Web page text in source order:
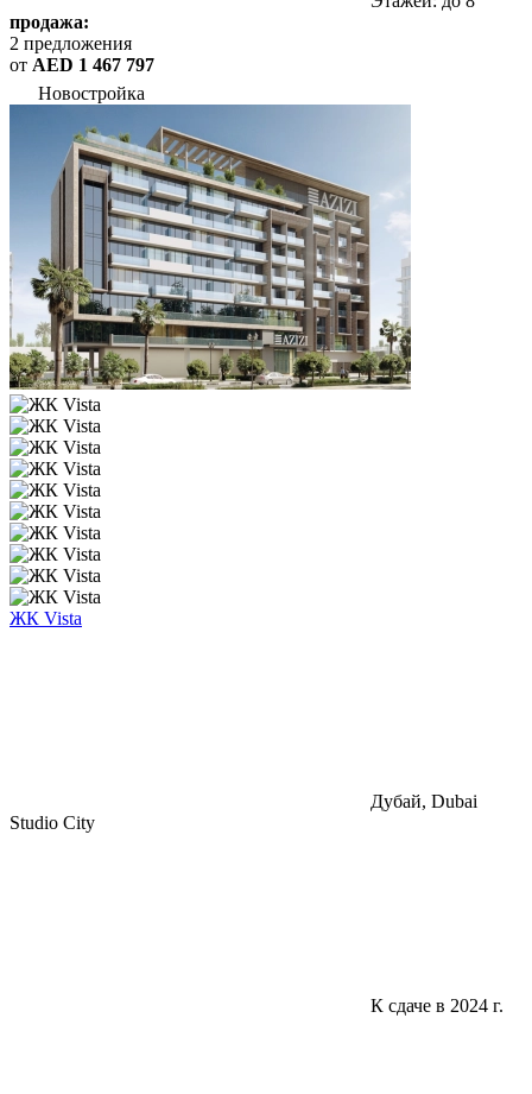
продажа:
2 предложения
от AED 1 467 797
Новостройка
ЖК Vista
Дубай, Dubai
Studio City
К сдаче в 2024 г.